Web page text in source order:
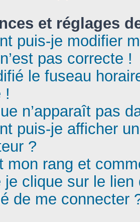
et réglages
puis-je modifier
pas correcte !
le fuseau
!
n’apparaît pas
puis-je afficher
?
mon rang et
je clique sur le lien
de me connecter